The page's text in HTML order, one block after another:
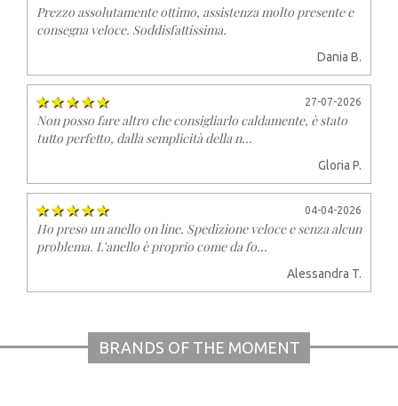
Prezzo assolutamente ottimo, assistenza molto presente e
consegna veloce. Soddisfattissima.
Dania B.
27-07-2026
Non posso fare altro che consigliarlo caldamente, è stato
tutto perfetto, dalla semplicità della n...
Gloria P.
04-04-2026
Ho preso un anello on line. Spedizione veloce e senza alcun
problema. L'anello è proprio come da fo...
Alessandra T.
BRANDS OF THE MOMENT